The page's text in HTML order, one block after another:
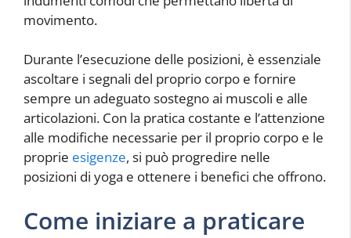
movimento.
Durante l’esecuzione delle posizioni, è essenziale
ascoltare i segnali del proprio corpo e fornire
sempre un adeguato sostegno ai muscoli e alle
articolazioni. Con la pratica costante e l’attenzione
alle modifiche necessarie per il proprio corpo e le
proprie esigenze, si può progredire nelle
posizioni di yoga e ottenere i benefici che offrono.
Come iniziare a praticare